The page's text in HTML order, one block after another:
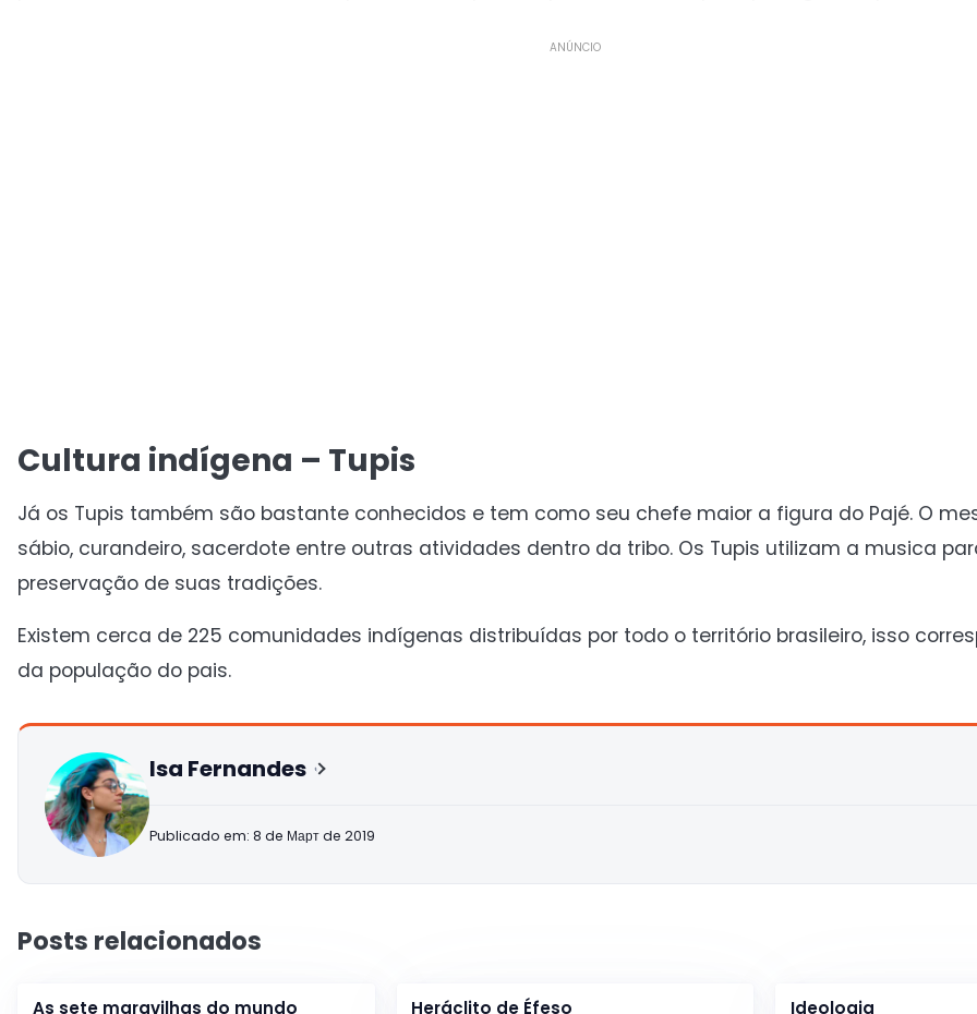
ANÚNCIO
Cultura indígena – Tupis
Já os Tupis também são bastante conhecidos e tem como seu chefe maior a figura do Pajé. O
sábio, curandeiro, sacerdote entre outras atividades dentro da tribo. Os Tupis utilizam a musica
preservação de suas tradições.
Existem cerca de 225 comunidades indígenas distribuídas por todo o território brasileiro, isso
da população do pais.
Isa Fernandes
Publicado em: 8 de Март de 2019
Posts relacionados
As sete maravilhas do mundo Heráclito de Éfeso Ideologia